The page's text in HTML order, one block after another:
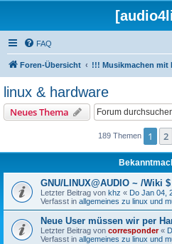
FAQ
Foren-Übersicht !!! Musikmachen mit
linux & hardware
Neues Thema
189 Themen 1 2
GNU/LINUX@AUDIO ~ /Wiki
Letzter Beitrag von khz « Do Jan 04,
Verfasst in allgemeines zu linux und
Neue User müssen wir per
Letzter Beitrag von corresponder«
Verfasst in allgemeines zu linux und